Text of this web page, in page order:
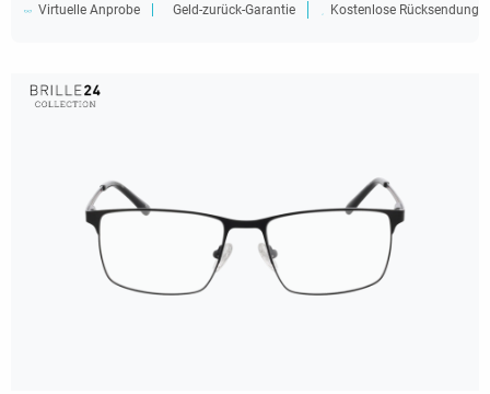
Virtuelle Anprobe Geld-zurück-Garantie Kostenlose Rücksendung